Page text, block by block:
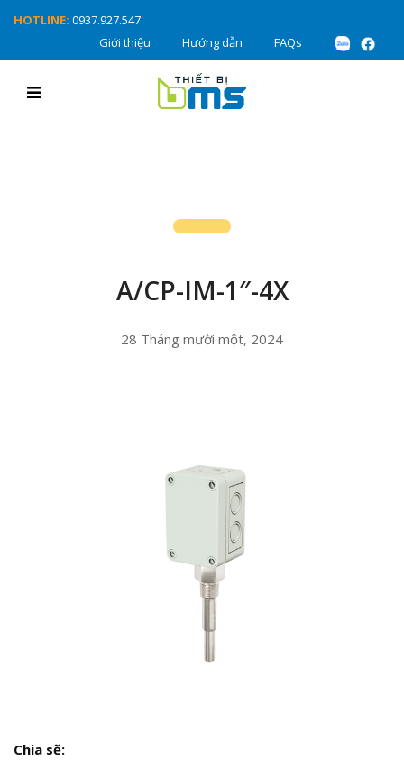
HOTLINE: 0937.927.547
Giới thiệu
Hướng dẫn FAQs
A/CP-IM-1″-4X
28 Tháng mười một, 2024
Chia sẽ: